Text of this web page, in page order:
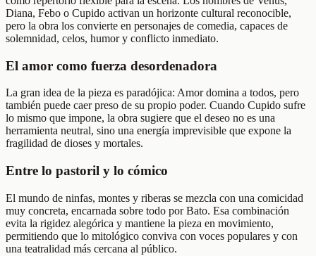
Diana, Febo o Cupido activan un horizonte cultural reconocible,
pero la obra los convierte en personajes de comedia, capaces de
solemnidad, celos, humor y conflicto inmediato.
El amor como fuerza desordenadora
La gran idea de la pieza es paradójica: Amor domina a todos, pero
también puede caer preso de su propio poder. Cuando Cupido sufre
lo mismo que impone, la obra sugiere que el deseo no es una
herramienta neutral, sino una energía imprevisible que expone la
fragilidad de dioses y mortales.
Entre lo pastoril y lo cómico
El mundo de ninfas, montes y riberas se mezcla con una comicidad
muy concreta, encarnada sobre todo por Bato. Esa combinación
evita la rigidez alegórica y mantiene la pieza en movimiento,
permitiendo que lo mitológico conviva con voces populares y con
una teatralidad más cercana al público.